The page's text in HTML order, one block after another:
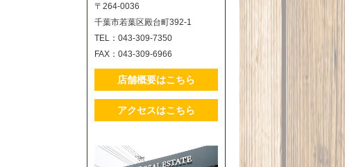
〒264-0036
千葉市若葉区殿台町392-1
TEL：043-309-7350
FAX：043-309-6966
店舗概要はこちら
アクセスはこちら